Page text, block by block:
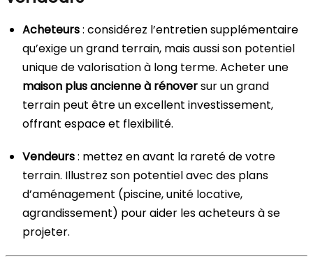
Acheteurs: considérez l’entretien supplémentaire
qu’exige un grand terrain, mais aussi son potentiel
unique de valorisation à long terme. Acheter une
maison plus ancienne à rénoversur un grand
terrain peut être un excellent investissement,
offrant espace et flexibilité.
Vendeurs: mettez en avant la rareté de votre
terrain. Illustrez son potentiel avec des plans
d’aménagement (piscine, unité locative,
agrandissement) pour aider les acheteurs à se
projeter.